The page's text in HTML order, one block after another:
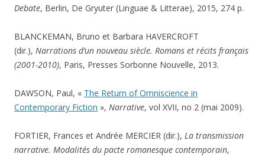
Debate, Berlin, De Gryuter (Linguae & Litterae), 2015, 274 p.
BLANCKEMAN, Bruno et Barbara HAVERCROFT
(dir.), Narrations d’un nouveau siècle. Romans et récits français
(2001-2010), Paris, Presses Sorbonne Nouvelle, 2013.
DAWSON, Paul, « The Return of Omniscience in
Contemporary Fiction », Narrative, vol XVII, no 2 (mai 2009).
FORTIER, Frances et Andrée MERCIER (dir.), La transmission
narrative. Modalités du pacte romanesque contemporain,